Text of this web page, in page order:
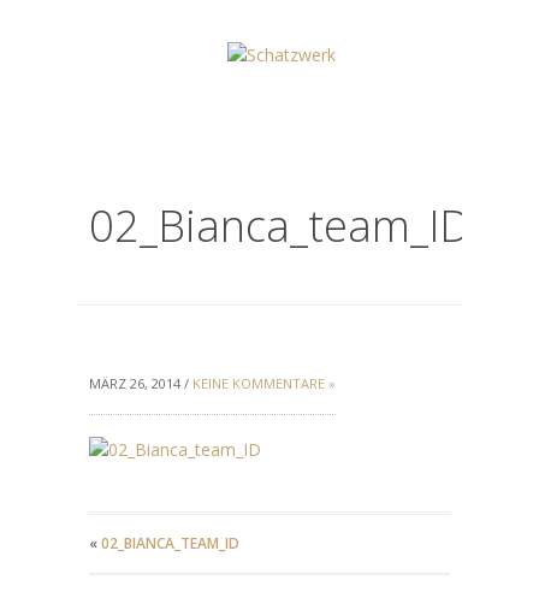
02_Bianca_team_ID
MÄRZ 26, 2014 / KEINE KOMMENTARE »
«02_BIANCA_TEAM_ID